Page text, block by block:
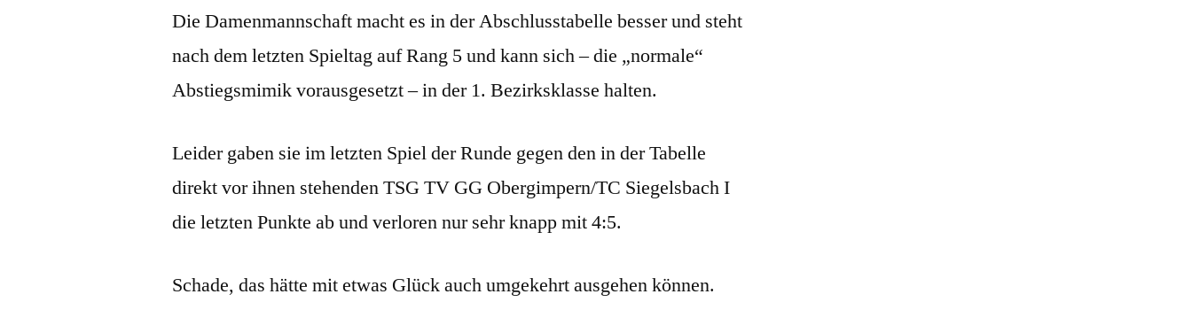
Die Damenmannschaft macht es in der Abschlusstabelle besser und steht
nach dem letzten Spieltag auf Rang 5 und kann sich – die „normale“
Abstiegsmimik vorausgesetzt – in der 1. Bezirksklasse halten.
Leider gaben sie im letzten Spiel der Runde gegen den in der Tabelle
direkt vor ihnen stehenden TSG TV GG Obergimpern/TC Siegelsbach I
die letzten Punkte ab und verloren nur sehr knapp mit 4:5.
Schade, das hätte mit etwas Glück auch umgekehrt ausgehen können.